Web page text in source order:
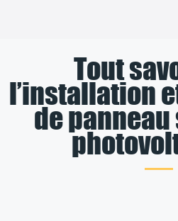
Tout
l’installation
de